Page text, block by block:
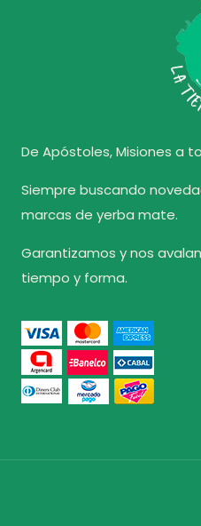
De Apóstoles, Misiones a
Siempre buscando
marcas de yerba mate.
Garantizamos y nos
tiempo y forma.